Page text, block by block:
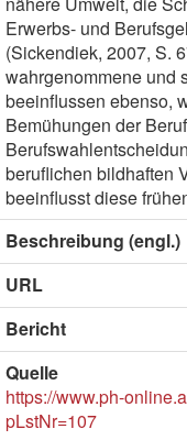
Erwerbs- und
(Sickendiek, 2007, S.
wahrgenommene und
beeinflussen ebenso,
Bemühungen der
beruflichen bildhaften
beeinflusst diese
Beschreibung (engl.)
URL
Bericht
Quelle
https://www.ph-
pLstNr=107